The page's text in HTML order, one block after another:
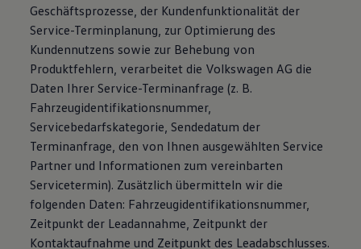
Geschäftsprozesse, der Kundenfunktionalität der
Service-Terminplanung, zur Optimierung des
Kundennutzens sowie zur Behebung von
Produktfehlern, verarbeitet die Volkswagen AG die
Daten Ihrer Service-Terminanfrage (z. B.
Fahrzeugidentifikationsnummer,
Servicebedarfskategorie, Sendedatum der
Terminanfrage, den von Ihnen ausgewählten Service
Partner und Informationen zum vereinbarten
Servicetermin). Zusätzlich übermitteln wir die
folgenden Daten: Fahrzeugidentifikationsnummer,
Zeitpunkt der Leadannahme, Zeitpunkt der
Kontaktaufnahme und Zeitpunkt des Leadabschlusses.